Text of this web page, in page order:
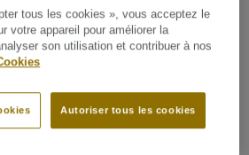
tous les cookies », vous acceptez le
votre appareil pour améliorer la
son utilisation et contribuer à nos
Autoriser tous les cookies